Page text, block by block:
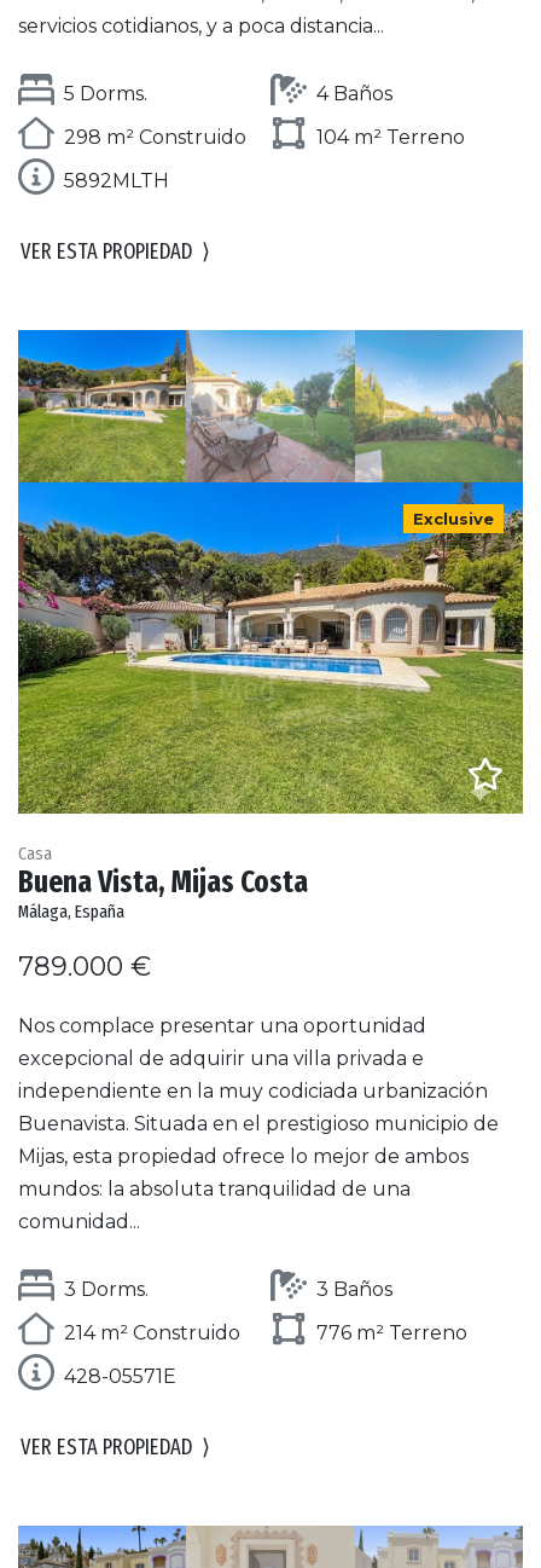
servicios cotidianos, y a poca distancia...
5 Dorms.
4 Baños
298 m² Construido
104 m² Terreno
5892MLTH
VER ESTA PROPIEDAD ⟩
Exclusive
Casa
Buena Vista, Mijas Costa
Málaga, España
789.000 €
Nos complace presentar una oportunidad
excepcional de adquirir una villa privada e
independiente en la muy codiciada urbanización
Buenavista. Situada en el prestigioso municipio de
Mijas, esta propiedad ofrece lo mejor de ambos
mundos: la absoluta tranquilidad de una
comunidad...
3 Dorms.
3 Baños
214 m² Construido
776 m² Terreno
428-05571E
VER ESTA PROPIEDAD ⟩